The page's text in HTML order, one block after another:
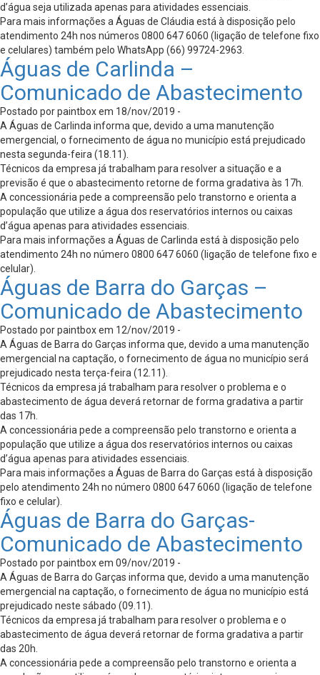
d’água seja utilizada apenas para atividades essenciais.
Para mais informações a Águas de Cláudia está à disposição pelo
atendimento 24h nos números 0800 647 6060 (ligação de telefone fixo
e celulares) também pelo WhatsApp (66) 99724-2963.
Águas de Carlinda –
Comunicado de Abastecimento
Postado por paintbox em 18/nov/2019 -
A Águas de Carlinda informa que, devido a uma manutenção
emergencial, o fornecimento de água no município está prejudicado
nesta segunda-feira (18.11).
Técnicos da empresa já trabalham para resolver a situação e a
previsão é que o abastecimento retorne de forma gradativa às 17h.
A concessionária pede a compreensão pelo transtorno e orienta a
população que utilize a água dos reservatórios internos ou caixas
d’água apenas para atividades essenciais.
Para mais informações a Águas de Carlinda está à disposição pelo
atendimento 24h no número 0800 647 6060 (ligação de telefone fixo e
celular).
Águas de Barra do Garças –
Comunicado de Abastecimento
Postado por paintbox em 12/nov/2019 -
A Águas de Barra do Garças informa que, devido a uma manutenção
emergencial na captação, o fornecimento de água no município será
prejudicado nesta terça-feira (12.11).
Técnicos da empresa já trabalham para resolver o problema e o
abastecimento de água deverá retornar de forma gradativa a partir
das 17h.
A concessionária pede a compreensão pelo transtorno e orienta a
população que utilize a água dos reservatórios internos ou caixas
d’água apenas para atividades essenciais.
Para mais informações a Águas de Barra do Garças está à disposição
pelo atendimento 24h no número 0800 647 6060 (ligação de telefone
fixo e celular).
Águas de Barra do Garças-
Comunicado de Abastecimento
Postado por paintbox em 09/nov/2019 -
A Águas de Barra do Garças informa que, devido a uma manutenção
emergencial na captação, o fornecimento de água no município está
prejudicado neste sábado (09.11).
Técnicos da empresa já trabalham para resolver o problema e o
abastecimento de água deverá retornar de forma gradativa a partir
das 20h.
A concessionária pede a compreensão pelo transtorno e orienta a